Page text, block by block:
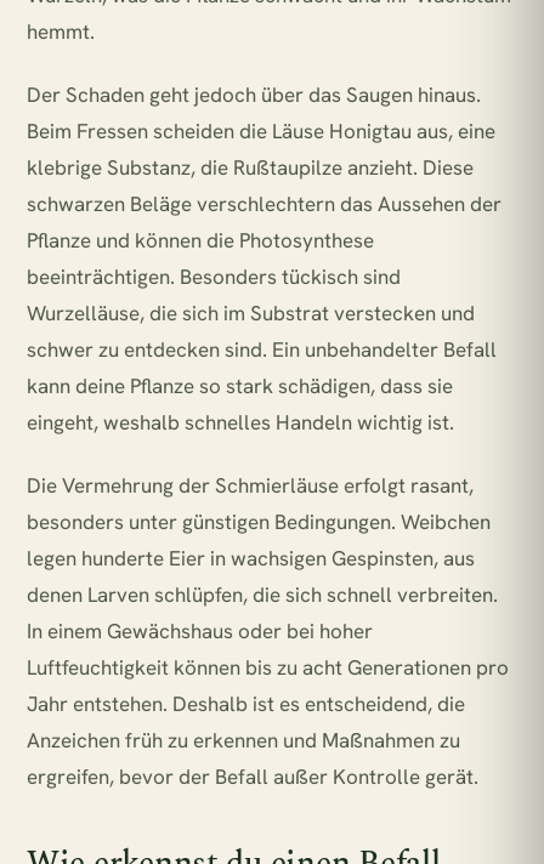
hemmt.
Der Schaden geht jedoch über das Saugen hinaus.
Beim Fressen scheiden die Läuse Honigtau aus, eine
klebrige Substanz, die Rußtaupilze anzieht. Diese
schwarzen Beläge verschlechtern das Aussehen der
Pflanze und können die Photosynthese
beeinträchtigen. Besonders tückisch sind
Wurzelläuse, die sich im Substrat verstecken und
schwer zu entdecken sind. Ein unbehandelter Befall
kann deine Pflanze so stark schädigen, dass sie
eingeht, weshalb schnelles Handeln wichtig ist.
Die Vermehrung der Schmierläuse erfolgt rasant,
besonders unter günstigen Bedingungen. Weibchen
legen hunderte Eier in wachsigen Gespinsten, aus
denen Larven schlüpfen, die sich schnell verbreiten.
In einem Gewächshaus oder bei hoher
Luftfeuchtigkeit können bis zu acht Generationen pro
Jahr entstehen. Deshalb ist es entscheidend, die
Anzeichen früh zu erkennen und Maßnahmen zu
ergreifen, bevor der Befall außer Kontrolle gerät.